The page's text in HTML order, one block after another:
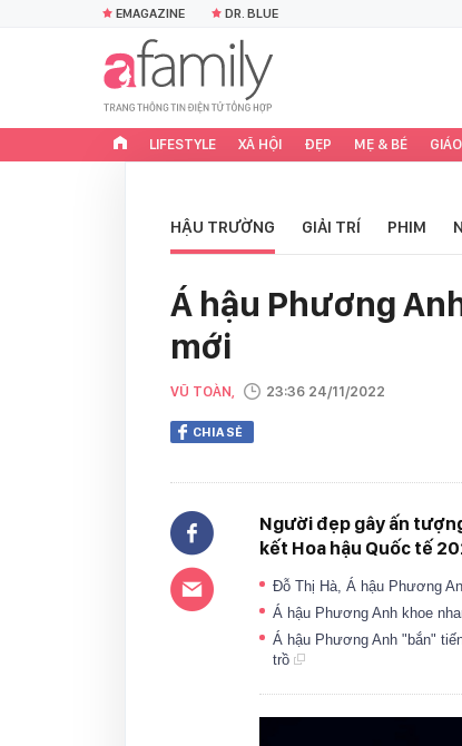
EMAGAZINE DR. BLUE
LIFESTYLE XÃ HỘI ĐẸP MẸ & BÉ
HẬU TRƯỜNG GIẢI TRÍ PHIM
Á hậu Phương
mới
VŨ TOÀN, 23:36 24/11/2022
CHIA SẺ
Người đẹp gây ấn
kết Hoa hậu Quốc tế
Đỗ Thị Hà, Á hậu Phương
Á hậu Phương Anh khoe
Á hậu Phương Anh "bắn"
trồ